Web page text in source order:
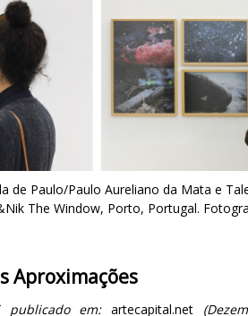
de Paulo/Paulo Aureliano da Mata e
The Window, Porto, Portugal.
Aproximações
publicado em:artecapital.net